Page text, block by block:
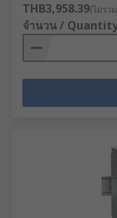
THB3,958.39(ไม่รว
จำนวน /